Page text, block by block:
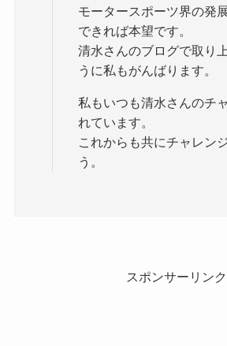
モータースポーツ界の発
できれば本望です。
清水さんのブログで取り
うに私もがんばります。
私もいつも清水さんのチ
れています。
これからも共にチャレン
う。
スポンサーリンク